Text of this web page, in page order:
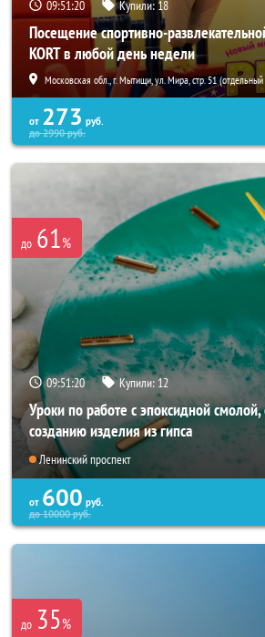
09:51:19 Купили: 18
Посещение спортивно-
KORT в любой день недели
Московская обл., г. Мытищи, ул. Мира, стр. 51
от 273 руб.
до2990руб.
до 61%
09:51:19 Купили: 12
Уроки по работе с эпоксидной
созданию изделия из гипса
Ленинский проспект
от 600 руб.
до10000руб.
до 35%